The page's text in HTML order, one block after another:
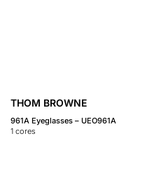
THOM BROWNE
961A Eyeglasses – UEO961A
1 cores